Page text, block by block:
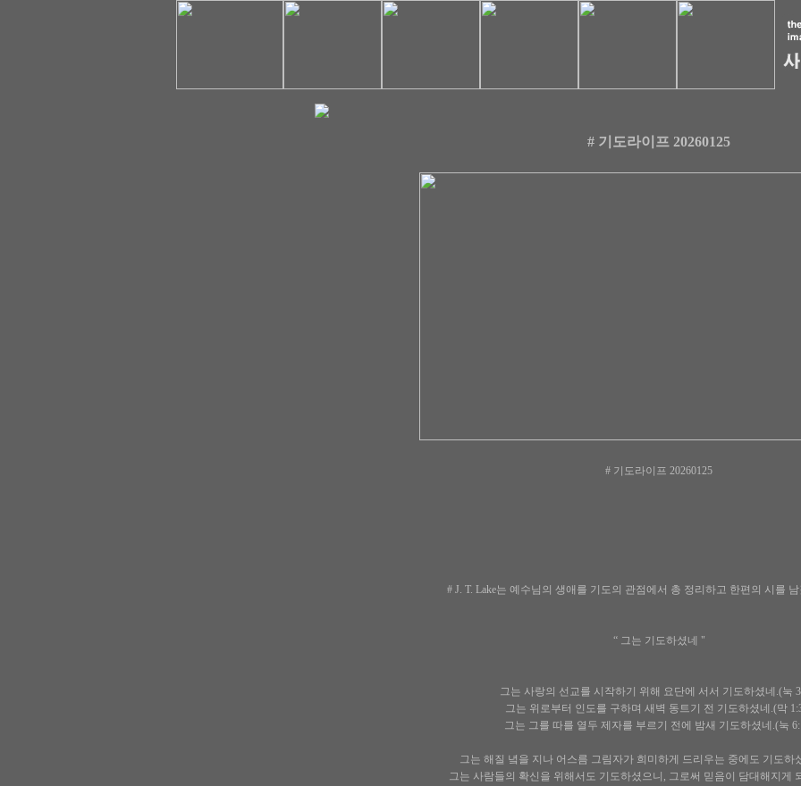
# 기도라이프 20260125
# 기도라이프 20260125
# J. T. Lake는 예수님의 생애를 기도의 관점에서 총 정리하고 한편의 시
“ 그는 기도하셨네 "
그는 사랑의 선교를 시작하기 위해 요단에 서서 기도하셨네.(눅
그는 위로부터 인도를 구하며 새벽 동트기 전 기도하셨네.(막
그는 그를 따를 열두 제자를 부르기 전에 밤새 기도하셨네.(눅
그는 해질 녘을 지나 어스름 그림자가 희미하게 드리우는 중에도 기도하
그는 사람들의 확신을 위해서도 기도하셨으니, 그로써 믿음이 담대해지게